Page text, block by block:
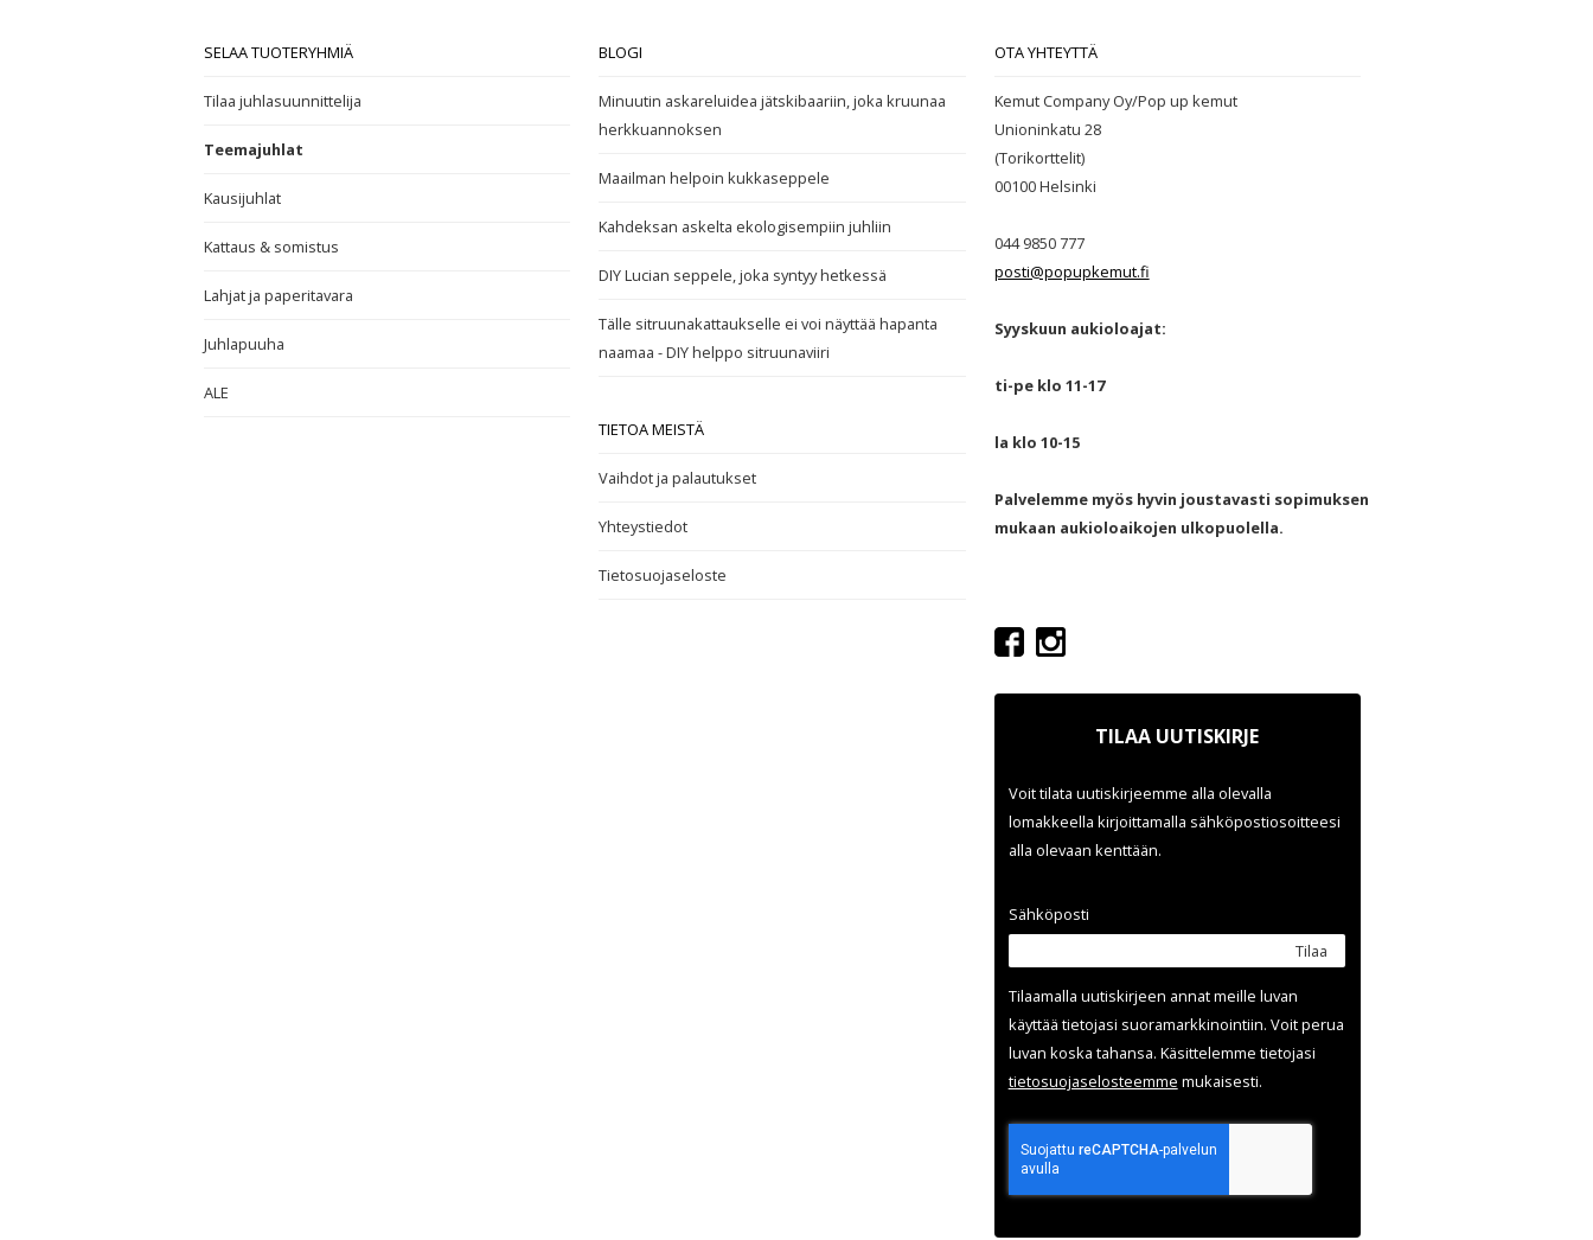
SELAA TUOTERYHMIÄ
Tilaa juhlasuunnittelija
Teemajuhlat
Kausijuhlat
Kattaus & somistus
Lahjat ja paperitavara
Juhlapuuha
ALE
BLOGI
Minuutin askareluidea jätskibaariin, joka kruunaa
herkkuannoksen
Maailman helpoin kukkaseppele
Kahdeksan askelta ekologisempiin juhliin
DIY Lucian seppele, joka syntyy hetkessä
Tälle sitruunakattaukselle ei voi näyttää hapanta
naamaa - DIY helppo sitruunaviiri
TIETOA MEISTÄ
Vaihdot ja palautukset
Yhteystiedot
Tietosuojaseloste
OTA YHTEYTTÄ
Kemut Company Oy/Pop up kemut
Unioninkatu 28
(Torikorttelit)
00100Helsinki
044 9850 777
posti@popupkemut.fi
Syyskuun aukioloajat:
ti-pe klo 11-17
la klo 10-15
Palvelemme myös hyvin joustavasti sopimuksen
mukaan aukioloaikojen ulkopuolella.
TILAA UUTISKIRJE
Voit tilata uutiskirjeemme alla olevalla
lomakkeella kirjoittamalla sähköpostiosoitteesi
alla olevaan kenttään.
Sähköposti
Tilaa
Tilaamalla uutis­kirjeen annat meille luvan
käyttää tietojasi suora­markkinointiin. Voit perua
luvan koska tahansa. Käsittelemme tietojasi
tieto­suoja­selosteemme mukaisesti.